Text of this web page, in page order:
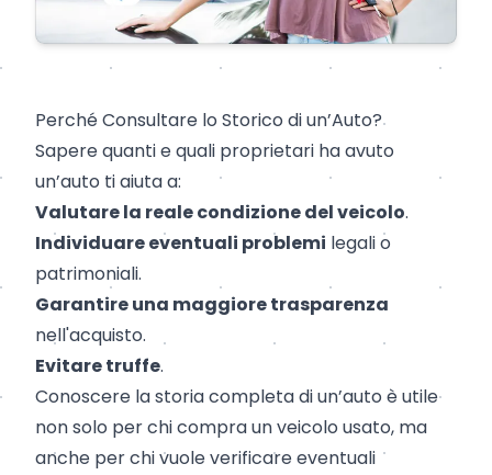
Perché Consultare lo Storico di un’Auto?
Sapere quanti e quali proprietari ha avuto
un’auto ti aiuta a:
Valutare la reale condizione del veicolo.
Individuare eventuali problemi legali o
patrimoniali.
Garantire una maggiore trasparenza
nell'acquisto.
Evitare truffe.
Conoscere la storia completa di un’auto è utile
non solo per chi compra un veicolo usato, ma
anche per chi vuole verificare eventuali